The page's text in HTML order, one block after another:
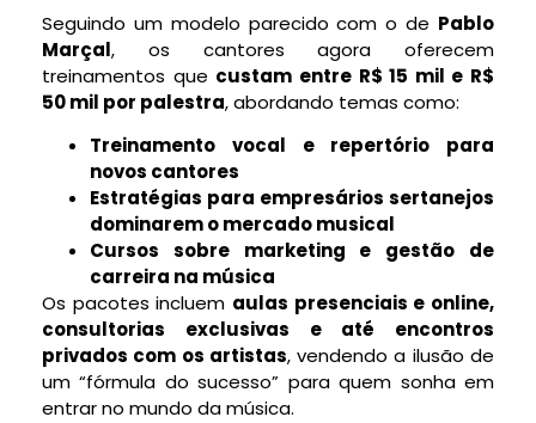
Seguindo um modelo parecido com o de Pablo
Marçal, os cantores agora oferecem
treinamentos que custam entre R$ 15 mil e R$
50 mil por palestra, abordando temas como:
Treinamento vocal e repertório para
novos cantores
Estratégias para empresários sertanejos
dominarem o mercado musical
Cursos sobre marketing e gestão de
carreira na música
Os pacotes incluem aulas presenciais e online,
consultorias exclusivas e até encontros
privados com os artistas, vendendo a ilusão de
um “fórmula do sucesso” para quem sonha em
entrar no mundo da música.